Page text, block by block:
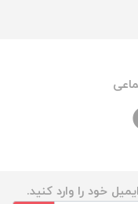
خود را وارد کنید.